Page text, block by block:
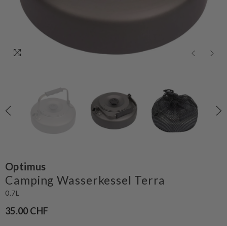
Optimus
Camping Wasserkessel Terra
0.7L
35.00 CHF